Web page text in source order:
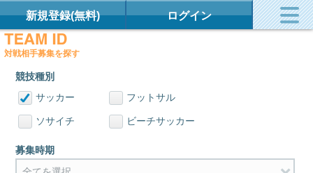
新規登録(無料) ログイン
対戦相手募集を探す
競技種別
サッカー
フットサル
ソサイチ ビーチサッカー
募集時期